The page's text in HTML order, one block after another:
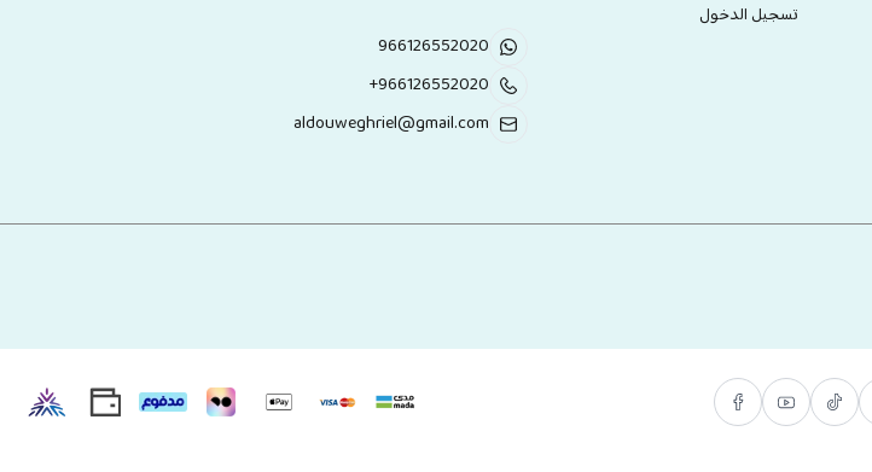
تسجيل الدخول
966126552020
+966126552020
aldouweghriel@gmail.com